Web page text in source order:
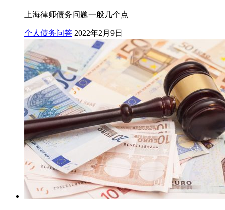
上海律师债务问题一般几个点
个人债务问答 2022年2月9日